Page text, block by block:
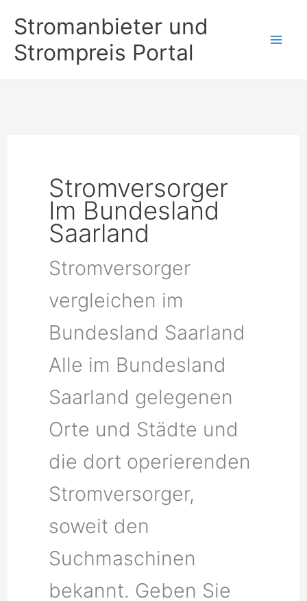
Inhalt
springen
Stromanbieter und
Strompreis Portal
Stromversorger
Im Bundesland
Saarland
Stromversorger
vergleichen im
Bundesland Saarland
Alle im Bundesland
Saarland gelegenen
Orte und Städte und
die dort operierenden
Stromversorger,
soweit den
Suchmaschinen
bekannt. Geben Sie